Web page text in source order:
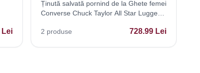
Lei
Ținută salvată pornind de la Ghete femei
Converse Chuck Taylor All Star Lugged
2 produse 728.99 Lei